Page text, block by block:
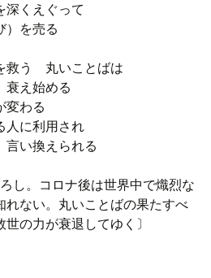
深くえぐって
を売る
救う 丸いことばは
え始める
変わる
に利用され
言い換えられる
ろし。コロナ後は世界中で熾烈な
れない。丸いことばの果たすべ
の力が衰退してゆく〕